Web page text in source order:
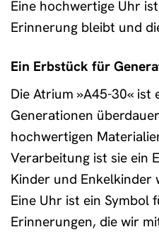
Eine hochwertige Uhr
Erinnerung bleibt und
Ein Erbstück für
Die Atrium »A45-30« ist
Generationen
hochwertigen
Verarbeitung ist sie ein
Kinder und Enkelkinder
Eine Uhr ist ein Symbol
Erinnerungen, die wir